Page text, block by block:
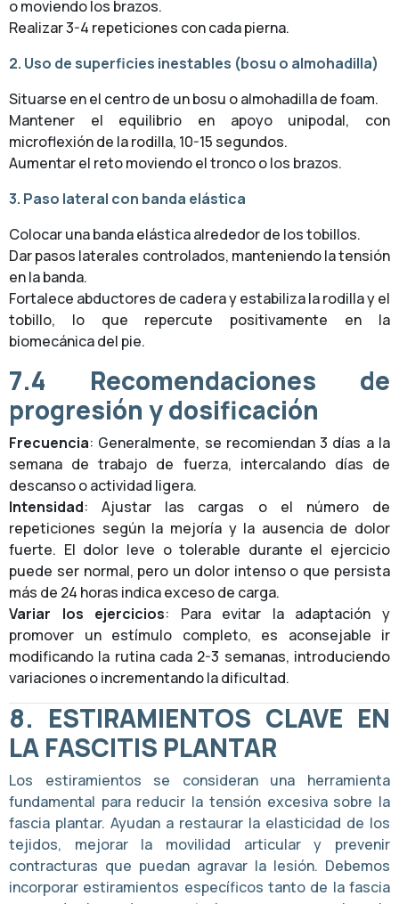
o moviendo los brazos.
Realizar 3-4 repeticiones con cada pierna.
2. Uso de superficies inestables (bosu o almohadilla)
Situarse en el centro de un bosu o almohadilla de foam.
Mantener el equilibrio en apoyo unipodal, con
microflexión de la rodilla, 10-15 segundos.
Aumentar el reto moviendo el tronco o los brazos.
3. Paso lateral con banda elástica
Colocar una banda elástica alrededor de los tobillos.
Dar pasos laterales controlados, manteniendo la tensión
en la banda.
Fortalece abductores de cadera y estabiliza la rodilla y el
tobillo, lo que repercute positivamente en la
biomecánica del pie.
7.4 Recomendaciones de
progresión y dosificación
Frecuencia: Generalmente, se recomiendan 3 días a la
semana de trabajo de fuerza, intercalando días de
descanso o actividad ligera.
Intensidad: Ajustar las cargas o el número de
repeticiones según la mejoría y la ausencia de dolor
fuerte. El dolor leve o tolerable durante el ejercicio
puede ser normal, pero un dolor intenso o que persista
más de 24 horas indica exceso de carga.
Variar los ejercicios: Para evitar la adaptación y
promover un estímulo completo, es aconsejable ir
modificando la rutina cada 2-3 semanas, introduciendo
variaciones o incrementando la dificultad.
8. ESTIRAMIENTOS CLAVE EN
LA FASCITIS PLANTAR
Los estiramientos se consideran una herramienta
fundamental para reducir la tensión excesiva sobre la
fascia plantar. Ayudan a restaurar la elasticidad de los
tejidos, mejorar la movilidad articular y prevenir
contracturas que puedan agravar la lesión. Debemos
incorporar estiramientos específicos tanto de la fascia